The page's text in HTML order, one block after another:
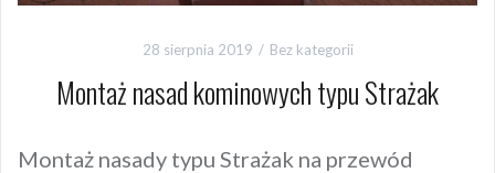
28 sierpnia 2019 Bez kategorii
Montaż nasad kominowych typu Strażak
Montaż nasady typu Strażak na przewód